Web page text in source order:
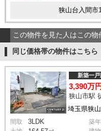
狭山台入間市
この物件を見た人はこの物
同じ価格帯の物件はこちら
新築一戸
3,390万円
間取 3LDK 築年